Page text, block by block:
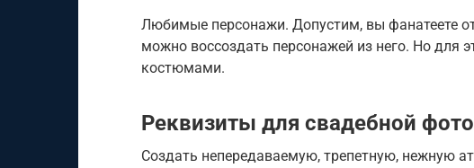
Любимые персонажи. Допустим, вы фанатеете
можно воссоздать персонажей из него. Но для
костюмами.
Реквизиты для свадебной
Создать непередаваемую, трепетную, нежную